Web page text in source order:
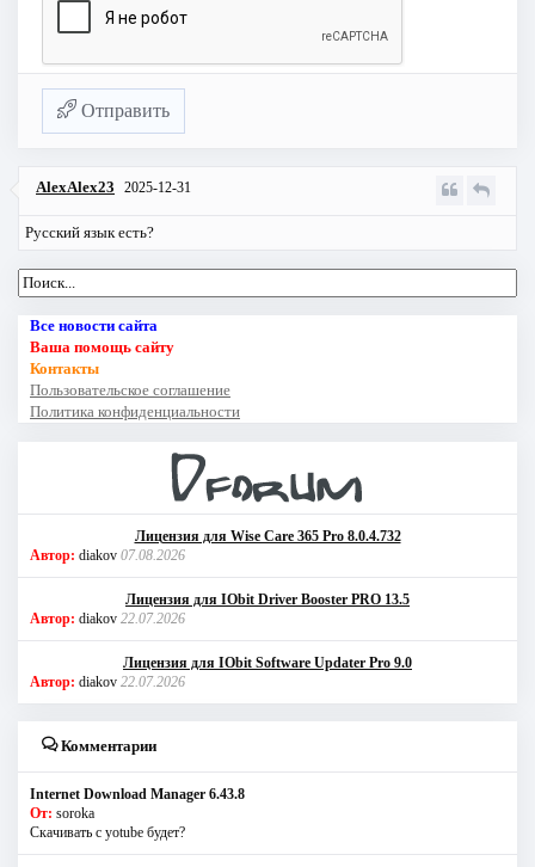
Отправить
AlexAlex23 2025-12-31
Русский язык есть?
Все новости сайта
Ваша помощь сайту
Контакты
Пользовательское соглашение
Политика конфиденциальности
Лицензия для Wise Care 365 Pro 8.0.4.732
Автор: diakov 07.08.2026
Лицензия для IObit Driver Booster PRO 13.5
Автор: diakov 22.07.2026
Лицензия для IObit Software Updater Pro 9.0
Автор: diakov 22.07.2026
Комментарии
Internet Download Manager 6.43.8
От: soroka
Скачивать с yotube будет?